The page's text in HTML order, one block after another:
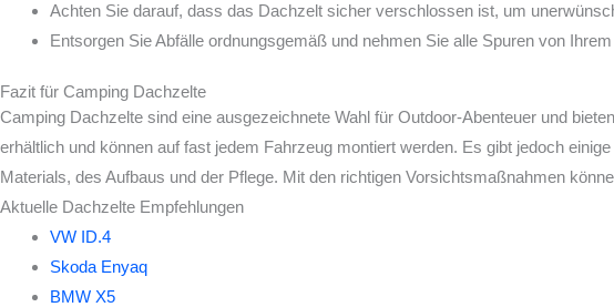
Achten Sie darauf, dass das Dachzelt sicher verschlossen ist, um
Entsorgen Sie Abfälle ordnungsgemäß und nehmen Sie alle Spuren von
Fazit für Camping Dachzelte
Camping Dachzelte sind eine ausgezeichnete Wahl für Outdoor-Abenteuer und
erhältlich und können auf fast jedem Fahrzeug montiert werden. Es gibt jedoch
Materials, des Aufbaus und der Pflege. Mit den richtigen Vorsichtsmaßnahmen
Aktuelle Dachzelte Empfehlungen
VW ID.4
Skoda Enyaq
BMW X5